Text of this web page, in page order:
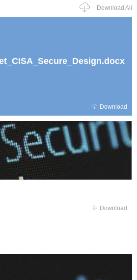
Download All
Download
Download